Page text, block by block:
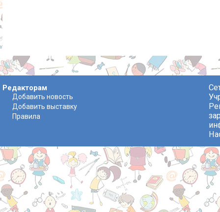
Редакторам
Добавить новость
Добавить выставку
Правила